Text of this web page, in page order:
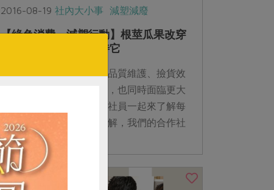
2016-08-19社內大小事 減塑減廢
【綠色消費，減塑行動】根莖瓜果改穿
洞洞裝，請輕、快對待它
隨著組織營運的擴大，在品質維護、撿貨效
率與落實環保等供貨環節，也同時面臨更大
的挑戰。邀請各位親愛的社員一起來了解每
一個環節的操作，共同理解，我們的合作社
才能共同前行！...